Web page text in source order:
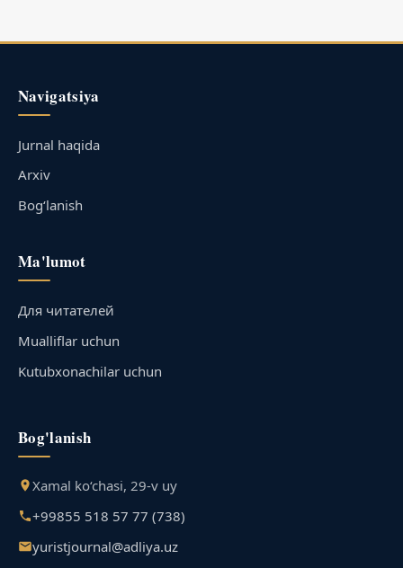
Navigatsiya
Jurnal haqida
Arxiv
Bog‘lanish
Ma'lumot
Для читателей
Mualliflar uchun
Kutubxonachilar uchun
Bog'lanish
Xamal ko‘chasi, 29-v uy
+99855 518 57 77 (738)
yuristjournal@adliya.uz